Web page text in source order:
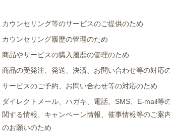
カウンセリング等のサービスのご提供のため
カウンセリング履歴の管理のため
商品やサービスの購入履歴の管理のため
商品の受発注、発送、決済、お問い合わせ等の対応
サービスのご予約、お問い合わせ等の対応のため
ダイレクトメール、ハガキ、電話、SMS、E-mail等
関する情報、キャンペーン情報、催事情報等のご案
のお願いのため